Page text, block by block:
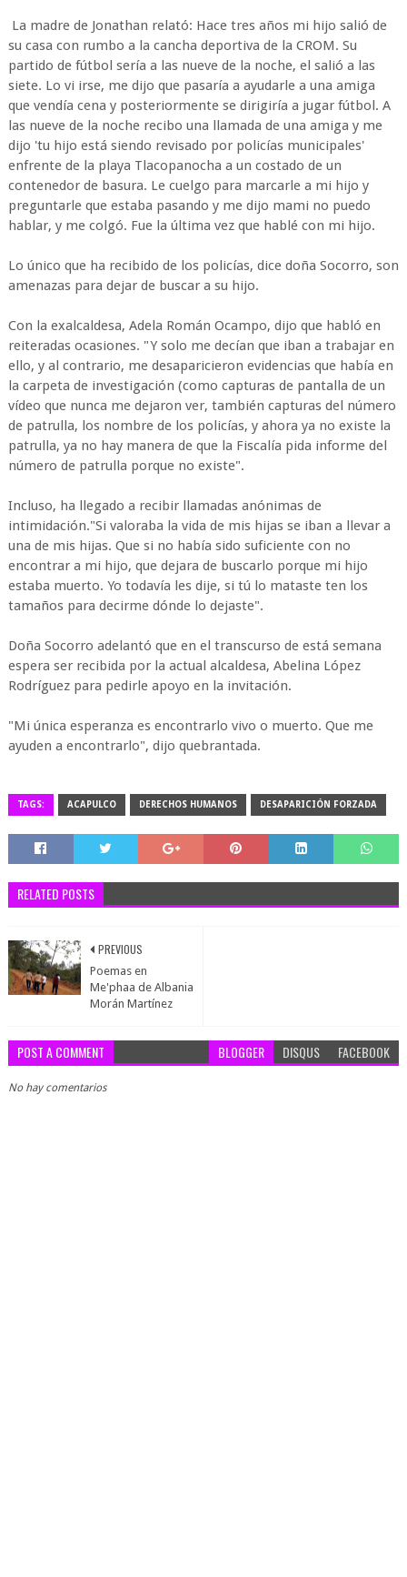
La madre de Jonathan relató: Hace tres años mi hijo salió de
su casa con rumbo a la cancha deportiva de la CROM. Su
partido de fútbol sería a las nueve de la noche, el salió a las
siete. Lo vi irse, me dijo que pasaría a ayudarle a una amiga
que vendía cena y posteriormente se dirigiría a jugar fútbol. A
las nueve de la noche recibo una llamada de una amiga y me
dijo 'tu hijo está siendo revisado por policías municipales'
enfrente de la playa Tlacopanocha a un costado de un
contenedor de basura. Le cuelgo para marcarle a mi hijo y
preguntarle que estaba pasando y me dijo mami no puedo
hablar, y me colgó. Fue la última vez que hablé con mi hijo.
Lo único que ha recibido de los policías, dice doña Socorro, son
amenazas para dejar de buscar a su hijo.
Con la exalcaldesa, Adela Román Ocampo, dijo que habló en
reiteradas ocasiones. "Y solo me decían que iban a trabajar en
ello, y al contrario, me desaparicieron evidencias que había en
la carpeta de investigación (como capturas de pantalla de un
vídeo que nunca me dejaron ver, también capturas del número
de patrulla, los nombre de los policías, y ahora ya no existe la
patrulla, ya no hay manera de que la Fiscalía pida informe del
número de patrulla porque no existe".
Incluso, ha llegado a recibir llamadas anónimas de
intimidación."Si valoraba la vida de mis hijas se iban a llevar a
una de mis hijas. Que si no había sido suficiente con no
encontrar a mi hijo, que dejara de buscarlo porque mi hijo
estaba muerto. Yo todavía les dije, si tú lo mataste ten los
tamaños para decirme dónde lo dejaste".
Doña Socorro adelantó que en el transcurso de está semana
espera ser recibida por la actual alcaldesa, Abelina López
Rodríguez para pedirle apoyo en la invitación.
"Mi única esperanza es encontrarlo vivo o muerto. Que me
ayuden a encontrarlo", dijo quebrantada.
TAGS: ACAPULCO DERECHOS HUMANOS DESAPARICIÓN FORZADA
RELATED POSTS
PREVIOUS
Poemas en
Me'phaa de Albania
Morán Martínez
POST A COMMENT BLOGGER DISQUS FACEBOOK
No hay comentarios